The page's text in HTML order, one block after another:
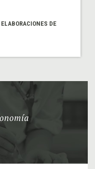
ELABORACIONES DE